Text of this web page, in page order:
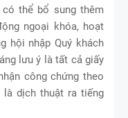
thể bổ sung thêm
ngoại khóa, hoạt
hội nhập Quý khách
lưu ý là tất cả giấy
công chứng theo
là dịch thuật ra tiếng